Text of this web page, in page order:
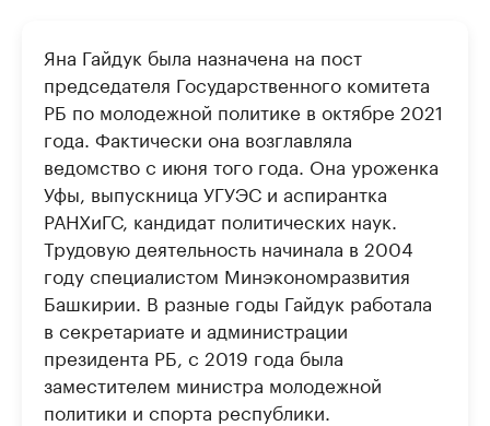
Яна Гайдук была назначена на пост
председателя Государственного комитета
РБ по молодежной политике в октябре 2021
года. Фактически она возглавляла
ведомство с июня того года. Она уроженка
Уфы, выпускница УГУЭС и аспирантка
РАНХиГС, кандидат политических наук.
Трудовую деятельность начинала в 2004
году специалистом Минэкономразвития
Башкирии. В разные годы Гайдук работала
в секретариате и администрации
президента РБ, с 2019 года была
заместителем министра молодежной
политики и спорта республики.